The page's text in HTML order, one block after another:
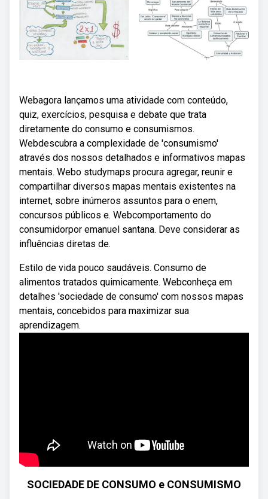
Webagora lançamos uma atividade com conteúdo,
quiz, exercícios, pesquisa e debate que trata
diretamente do consumo e consumismos.
Webdescubra a complexidade de 'consumismo'
através dos nossos detalhados e informativos mapas
mentais. Webo studymaps procura agregar, reunir e
compartilhar diversos mapas mentais existentes na
internet, sobre inúmeros assuntos para o enem,
concursos públicos e. Webcomportamento do
consumidorpor emanuel santana. Deve considerar as
influências diretas de.
Estilo de vida pouco saudáveis. Consumo de
alimentos tratados quimicamente. Webconheça em
detalhes 'sociedade de consumo' com nossos mapas
mentais, concebidos para maximizar sua
aprendizagem.
SOCIEDADE DE CONSUMO e CONSUMISMO